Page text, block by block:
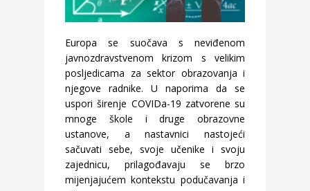
Europa se suočava s neviđenom
javnozdravstvenom krizom s velikim
posljedicama za sektor obrazovanja i
njegove radnike. U naporima da se
uspori širenje COVIDa-19 zatvorene su
mnoge škole i druge obrazovne
ustanove, a nastavnici nastojeći
sačuvati sebe, svoje učenike i svoju
zajednicu, prilagođavaju se brzo
mijenjajućem kontekstu podučavanja i